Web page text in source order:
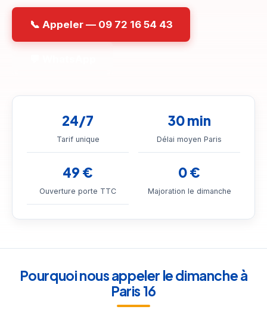
📞 Appeler — 09 72 16 54 43
24/7
Tarif unique
30 min
Délai moyen Paris
49 €
Ouverture porte TTC
0 €
Majoration le dimanche
Pourquoi nous appeler le dimanche à
Paris 16